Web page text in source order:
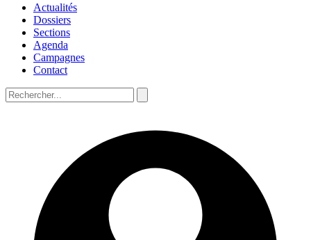
Actualités
Dossiers
Sections
Agenda
Campagnes
Contact